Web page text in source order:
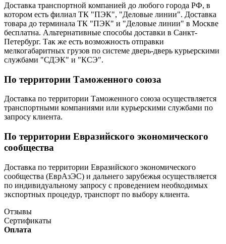
Доставка транспортной компанией до любого города РФ, в
котором есть филиал ТК "ПЭК", "Деловые линии". Доставка
товара до терминала ТК "ПЭК" и "Деловые линии" в Москве
бесплатна. Альтернативные способы доставки в Санкт-
Петербург. Так же есть возможность отправки
мелкогабаритных грузов по системе дверь-дверь курьерскими
службами "СДЭК" и "КСЭ".
По территории Таможенного союза
Доставка по территории Таможенного союза осуществляется
транспортными компаниями или курьерскими службами по
запросу клиента.
По территории Евразийского экономического
сообщества
Доставка по территории Евразийского экономического
сообщества (ЕврАзЭС) и дальнего зарубежья осуществляется
по индивидуальному запросу с проведением необходимых
экспортных процедур, транспорт по выбору клиента.
Отзывы
Сертификаты
Оплата